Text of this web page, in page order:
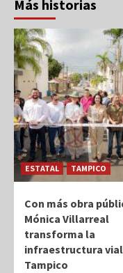
Más historias
ESTATAL TAMPICO
Con más obra
Mónica Villarreal
transforma la
infraestructura
Tampico